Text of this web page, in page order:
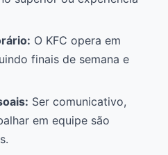
O KFC opera em
finais de semana e
Ser comunicativo,
em equipe são